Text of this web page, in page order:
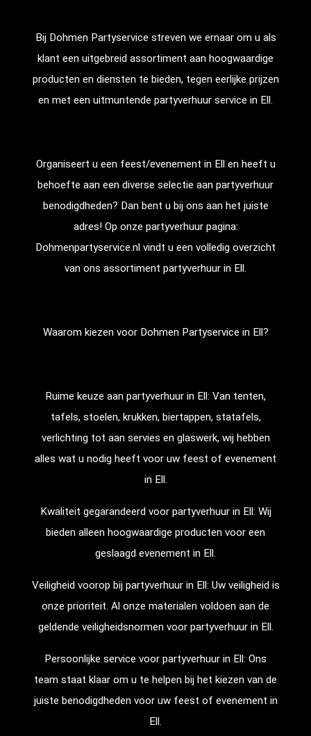
Bij Dohmen Partyservice streven we ernaar om u als
klant een uitgebreid assortiment aan hoogwaardige
producten en diensten te bieden, tegen eerlijke prijzen
en met een uitmuntende partyverhuur service in Ell.
Organiseert u een feest/evenement in Ell en heeft u
behoefte aan een diverse selectie aan partyverhuur
benodigdheden? Dan bent u bij ons aan het juiste
adres! Op onze partyverhuur pagina:
Dohmenpartyservice.nl vindt u een volledig overzicht
van ons assortiment partyverhuur in Ell.
Waarom kiezen voor Dohmen Partyservice in Ell?
Ruime keuze aan partyverhuur in Ell: Van tenten,
tafels, stoelen, krukken, biertappen, statafels,
verlichting tot aan servies en glaswerk, wij hebben
alles wat u nodig heeft voor uw feest of evenement
in Ell.
Kwaliteit gegarandeerd voor partyverhuur in Ell: Wij
bieden alleen hoogwaardige producten voor een
geslaagd evenement in Ell.
Veiligheid voorop bij partyverhuur in Ell: Uw veiligheid is
onze prioriteit. Al onze materialen voldoen aan de
geldende veiligheidsnormen voor partyverhuur in Ell.
Persoonlijke service voor partyverhuur in Ell: Ons
team staat klaar om u te helpen bij het kiezen van de
juiste benodigdheden voor uw feest of evenement in
Ell.